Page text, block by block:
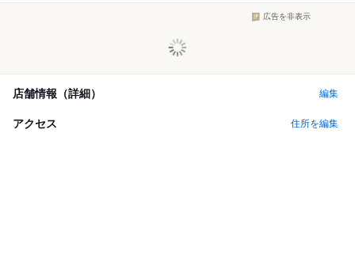
広告を非表示
店舗情報（詳細） 編集
アクセス 住所を編集